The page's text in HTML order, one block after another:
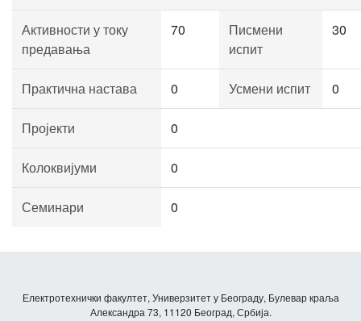
Активности у току
предавања
70
Писмени
испит
30
Практична настава 0 Усмени испит 0
Пројекти 0
Колоквијуми 0
Семинари 0
Електротехнички факултет, Универзитет у Београду, Булевар краља
Александра 73, 11120 Београд, Србија.